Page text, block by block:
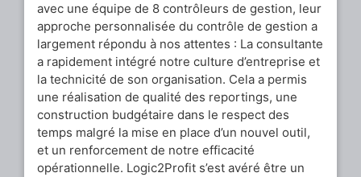
avec une équipe de 8 contrôleurs de gestion, leur
approche personnalisée du contrôle de gestion a
largement répondu à nos attentes : La consultante
a rapidement intégré notre culture d’entreprise et
la technicité de son organisation. Cela a permis
une réalisation de qualité des reportings, une
construction budgétaire dans le respect des
temps malgré la mise en place d’un nouvel outil,
et un renforcement de notre efficacité
opérationnelle. Logic2Profit s’est avéré être un